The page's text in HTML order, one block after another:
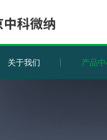
关于我们 产品